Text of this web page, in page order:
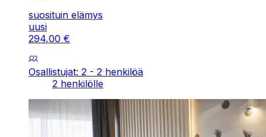
suosituin elämys
uusi
294,00 €
Osallistujat: 2 - 2 henkilöä
2 henkilölle